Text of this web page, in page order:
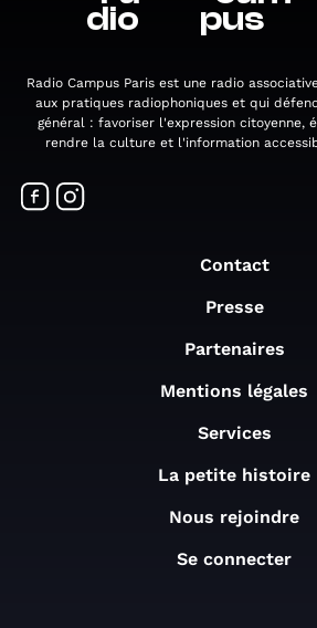
dio pus
Radio Campus Paris est une radio
aux pratiques radiophoniques et qui
général : favoriser l'expression citoyenne,
rendre la culture et l'information
Contact
Presse
Partenaires
Mentions légales
Services
La petite histoire
Nous rejoindre
Se connecter